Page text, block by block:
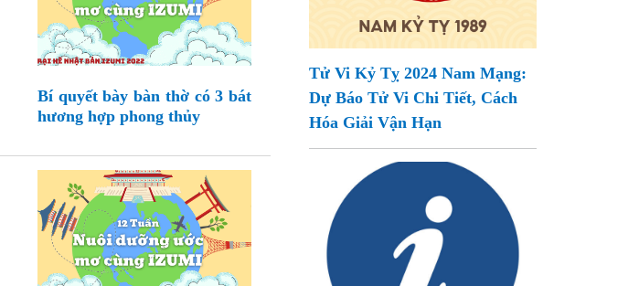
Bí quyết bày bàn thờ có 3 bát
hương hợp phong thủy
Tử Vi Kỷ Tỵ 2024 Nam Mạng:
Dự Báo Tử Vi Chi Tiết, Cách
Hóa Giải Vận Hạn